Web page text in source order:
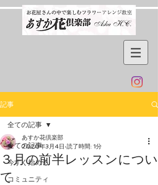
記事
全ての記事
今すぐ始める
コミュニティ
全ての記事
３月の前半レッスンについ
て
あすか花倶楽部
2020年3月4日 読了時間: 1分